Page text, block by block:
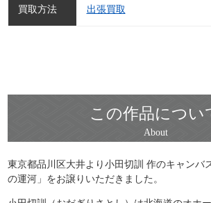
買取方法 出張買取
この作品につい
東京都品川区大井より小田切訓 作のキャンバ
の運河」をお譲りいただきました。